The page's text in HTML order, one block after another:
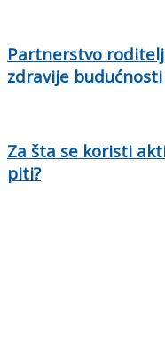
Partnerstvo
zdravije
Za šta se koristi
piti?